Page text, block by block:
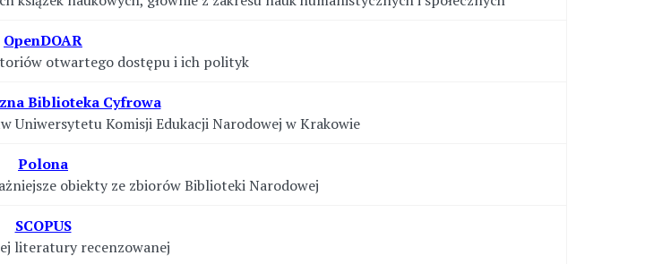
OpenDOAR
otwartego dostępu i ich polityk
Biblioteka Cyfrowa
Uniwersytetu Komisji Edukacji Narodowej w Krakowie
Polona
obiekty ze zbiorów Biblioteki Narodowej
SCOPUS
literatury recenzowanej